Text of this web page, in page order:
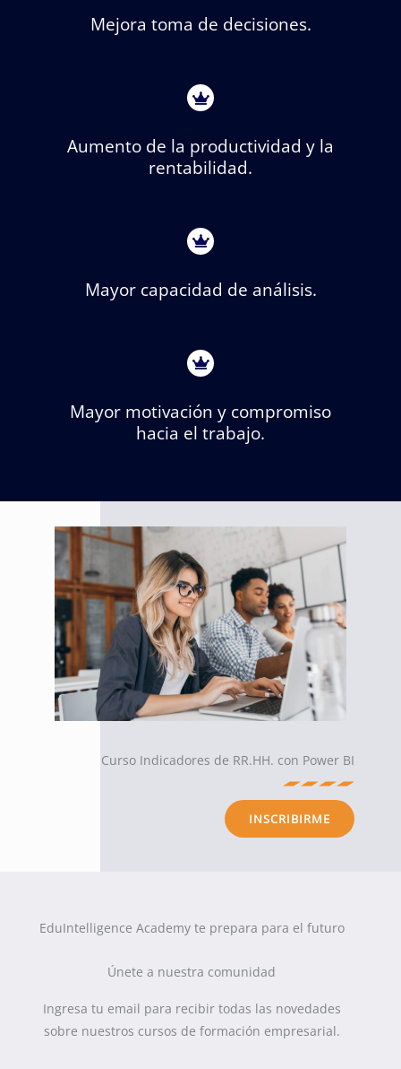
Mejora toma de decisiones.
Aumento de la productividad y la
rentabilidad.
Mayor capacidad de análisis.
Mayor motivación y compromiso
hacia el trabajo.
Curso Indicadores de RR.HH. con Power BI
INSCRIBIRME
EduIntelligence Academy te prepara para el futuro
Únete a nuestra comunidad
Ingresa tu email para recibir todas las novedades
sobre nuestros cursos de formación empresarial.